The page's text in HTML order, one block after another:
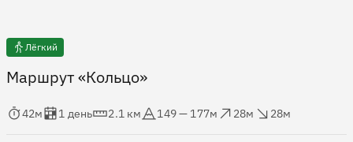
Лёгкий
Маршрут «Кольцо»
в пути
42м
Оценка в днях
1 день
Дистанция
2.1 км
Абсолютная высота
149 — 177м
28м
28м